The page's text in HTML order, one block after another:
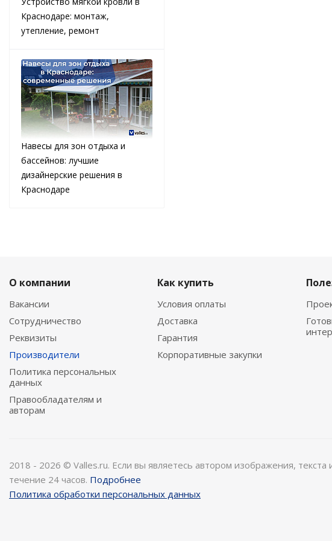
Краснодаре: монтаж,
утепление, ремонт
Навесы для зон отдыха и
бассейнов: лучшие
дизайнерские решения в
Краснодаре
О компании
Вакансии
Сотрудничество
Реквизиты
Производители
Политика персональных
данных
Правообладателям и
авторам
Как купить
Условия оплаты
Доставка
Гарантия
Корпоративные закупки
2018 - 2026 © Valles.ru. Если вы являетесь автором изображения,
течение 24 часов. Подробнее
Политика обработки персональных данных